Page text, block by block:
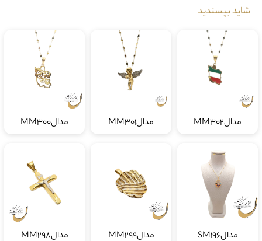
شاید بپسندید
مدالMM302 مدالMM301 مدالMM300
مدالSM196 مدالMM299 مدالMM298